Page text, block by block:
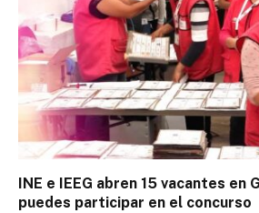
INE e IEEG abren 15 vacantes en
puedes participar en el concurso